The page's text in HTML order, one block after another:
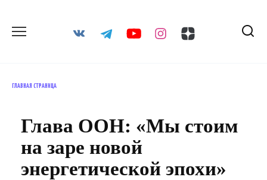
содержанию
ГЛАВНАЯ СТРАНИЦА
Глава ООН: «Мы стоим
на заре новой
энергетической эпохи»